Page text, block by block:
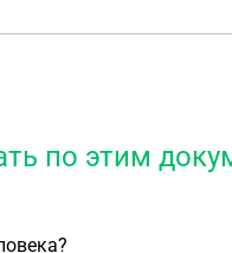
по этим